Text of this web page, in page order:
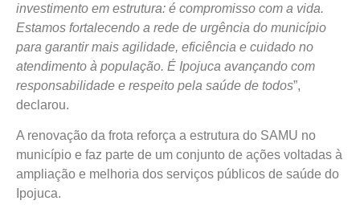
investimento em estrutura: é compromisso com a vida.
Estamos fortalecendo a rede de urgência do município
para garantir mais agilidade, eficiência e cuidado no
atendimento à população. É Ipojuca avançando com
responsabilidade e respeito pela saúde de todos”,
declarou.
A renovação da frota reforça a estrutura do SAMU no
município e faz parte de um conjunto de ações voltadas à
ampliação e melhoria dos serviços públicos de saúde do
Ipojuca.